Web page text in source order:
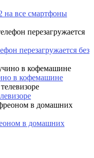
на все смартфоны
перезагружается без
в кофемашине
в домашних